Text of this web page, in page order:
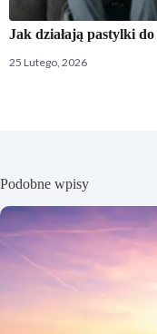
Jak działają pastylki
25 Lutego, 2026
Podobne wpisy